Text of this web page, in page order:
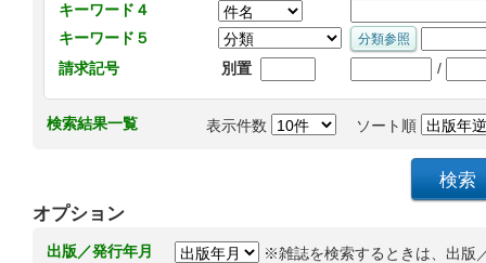
キーワード４
キーワード５
請求記号
別置 /
検索結果一覧 表示件数 ソート順
オプション
出版／発行年月
※雑誌を検索するときは、出版